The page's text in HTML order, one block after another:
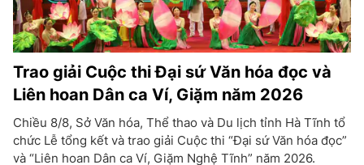
Trao giải Cuộc thi Đại sứ Văn hóa đọc và
Liên hoan Dân ca Ví, Giặm năm 2026
Chiều 8/8, Sở Văn hóa, Thể thao và Du lịch tỉnh Hà Tĩnh tổ
chức Lễ tổng kết và trao giải Cuộc thi “Đại sứ Văn hóa đọc”
và “Liên hoan Dân ca Ví, Giặm Nghệ Tĩnh” năm 2026.